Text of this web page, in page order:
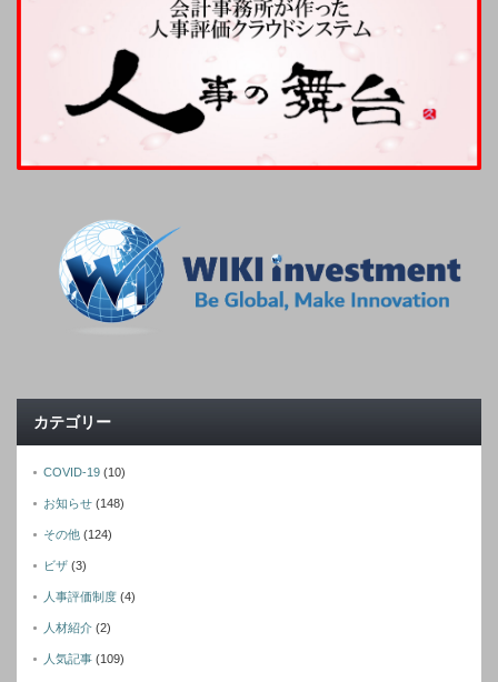
カテゴリー
COVID-19 (10)
お知らせ (148)
その他 (124)
ビザ (3)
人事評価制度 (4)
人材紹介 (2)
人気記事 (109)